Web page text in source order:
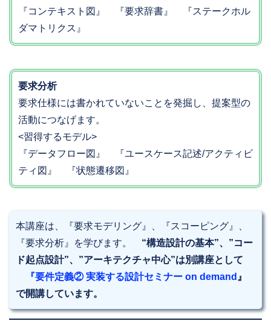
『コンテキスト図』 『要求辞書』 『ステークホル
ダマトリクス』
要求分析
要求仕様には書かれていないことを発掘し、提案型の
活動につなげます。
<習得するモデル>
『データフロー図』 『ユースケース記述/アクティビ
ティ図』 『状態遷移図』
本講座は、『要求モデリング』、『スコーピング』、
『要求分析』を学びます。 “構造設計の基本”、”コー
ド起点設計”、”アーキテクチャ中心”は別講座として
『要件定義② 実装する設計セミナー on demand 』
で開講しています。